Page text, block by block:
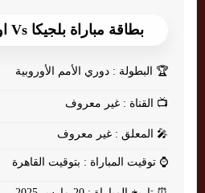
بطاقة مباراة بلجيكا Vs اوكرانيا
🏆 البطولة : دوري الأمم الأوروبية
📺 القناة : غير معروف
🎤 المعلق : غير معروف
⌚ توقيت المباراة : بتوقيت القاهرة